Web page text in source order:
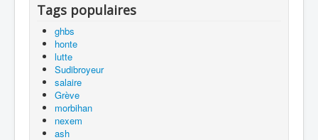
Tags populaires
ghbs
honte
lutte
Sudibroyeur
salaire
Grève
morbihan
nexem
ash